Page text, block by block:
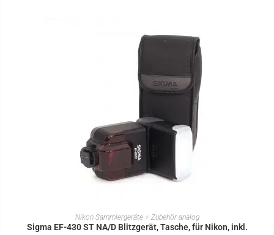
IN DEN WARENKORB
Nikon Sammlergeräte + Zubehör analog
Sigma EF-430 ST NA/D Blitzgerät, Tasche, für Nikon, inkl.